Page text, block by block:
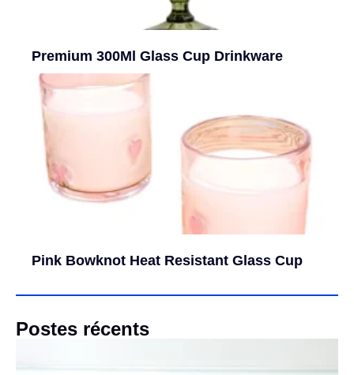
Premium 300Ml Glass Cup Drinkware
Pink Bowknot Heat Resistant Glass Cup
Postes récents